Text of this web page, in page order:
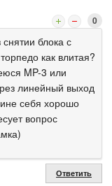
0
блока с
как влитая?
MP-3 или
линейный выход
себя хорошо
вопрос
Ответить